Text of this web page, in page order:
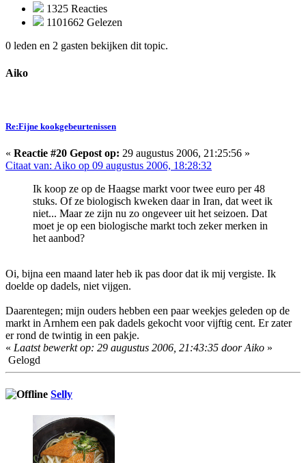
1325 Reacties
1101662 Gelezen
0 leden en 2 gasten bekijken dit topic.
Aiko
Re:Fijne kookgebeurtenissen
« Reactie #20 Gepost op: 29 augustus 2006, 21:25:56 »
Citaat van: Aiko op 09 augustus 2006, 18:28:32
Ik koop ze op de Haagse markt voor twee euro per 48
stuks. Of ze biologisch kweken daar in Iran, dat weet ik
niet... Maar ze zijn nu zo ongeveer uit het seizoen. Dat
moet je op een biologische markt toch zeker merken in
het aanbod?
Oi, bijna een maand later heb ik pas door dat ik mij vergiste. Ik
doelde op dadels, niet vijgen.
Daarentegen; mijn ouders hebben een paar weekjes geleden op de
markt in Arnhem een pak dadels gekocht voor vijftig cent. Er zater
er rond de twintig in een pakje.
« Laatst bewerkt op: 29 augustus 2006, 21:43:35 door Aiko »
Gelogd
Selly